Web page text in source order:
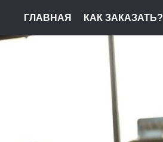
ГЛАВНАЯ КАК ЗАКАЗАТЬ?